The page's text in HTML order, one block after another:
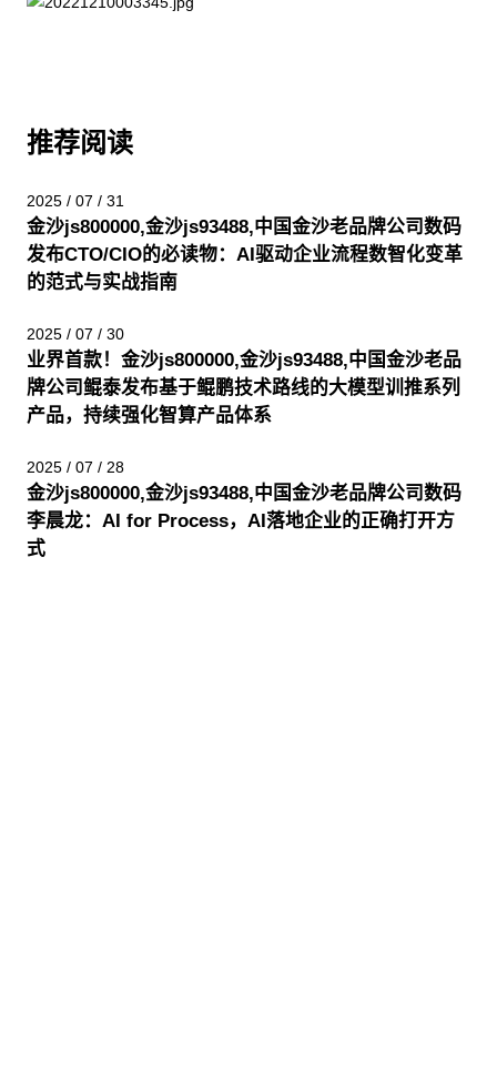
推荐阅读
2025 / 07 / 31
金沙js800000,金沙js93488,中国金沙老品牌公司数码
发布CTO/CIO的必读物：AI驱动企业流程数智化变革
的范式与实战指南
2025 / 07 / 30
业界首款！金沙js800000,金沙js93488,中国金沙老品
牌公司鲲泰发布基于鲲鹏技术路线的大模型训推系列
产品，持续强化智算产品体系
2025 / 07 / 28
金沙js800000,金沙js93488,中国金沙老品牌公司数码
李晨龙：AI for Process，AI落地企业的正确打开方
式